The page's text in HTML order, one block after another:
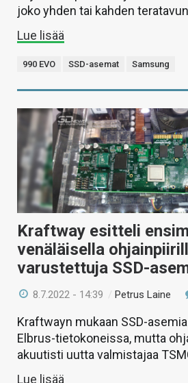
joko yhden tai kahden
Lue lisää
990 EVO SSD-asemat Samsung
Kraftway esitteli
venäläisella
varustettuja SSD-
8.7.2022 - 14:39 /Petrus Laine
Kraftwayn mukaan SSD-
Elbrus-tietokoneissa, mutta
akuutisti uutta valmistajaa
Lue lisää